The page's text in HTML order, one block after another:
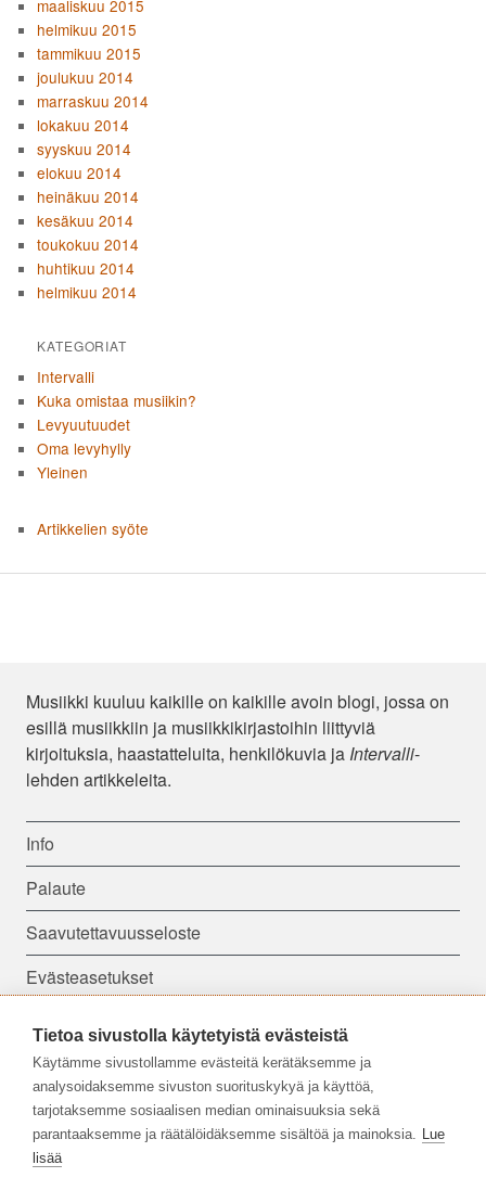
maaliskuu 2015
helmikuu 2015
tammikuu 2015
joulukuu 2014
marraskuu 2014
lokakuu 2014
syyskuu 2014
elokuu 2014
heinäkuu 2014
kesäkuu 2014
toukokuu 2014
huhtikuu 2014
helmikuu 2014
KATEGORIAT
Intervalli
Kuka omistaa musiikin?
Levyuutuudet
Oma levyhylly
Yleinen
Artikkelien syöte
Musiikki kuuluu kaikille on kaikille avoin blogi, jossa on
esillä musiikkiin ja musiikkikirjastoihin liittyviä
kirjoituksia, haastatteluita, henkilökuvia ja Intervalli-
lehden artikkeleita.
Info
Palaute
Saavutettavuusseloste
Evästeasetukset
Seuraa meitä:
Tietoa sivustolla käytetyistä evästeistä
Käytämme sivustollamme evästeitä kerätäksemme ja
analysoidaksemme sivuston suorituskykyä ja käyttöä,
tarjotaksemme sosiaalisen median ominaisuuksia sekä
parantaaksemme ja räätälöidäksemme sisältöä ja mainoksia. Lue
lisää